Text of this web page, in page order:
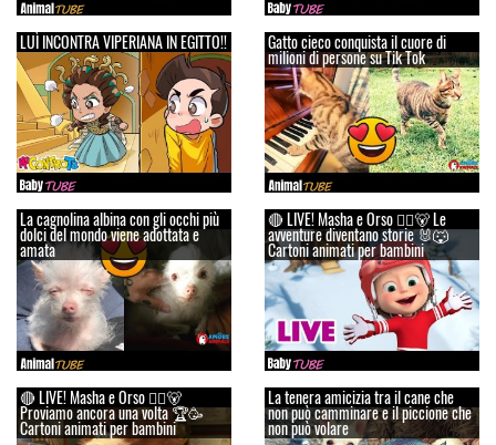
LUÌ INCONTRA VIPERIANA IN EGITTO!! Gatto cieco conquista il cuore di
milioni di persone su Tik Tok
La cagnolina albina con gli occhi più
dolci del mondo viene adottata e
amata
🔴 LIVE! Masha e Orso 👱‍♀️🐻 Le
avventure diventano storie 🐰🐺
Cartoni animati per bambini
🔴 LIVE! Masha e Orso 👱‍♀️🐻
Proviamo ancora una volta 🏆🥳
Cartoni animati per bambini
La tenera amicizia tra il cane che
non può camminare e il piccione che
non può volare